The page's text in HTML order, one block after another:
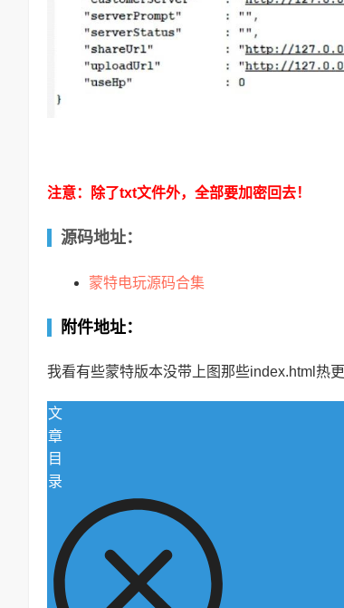
注意：除了txt文件外，全部要加密回去！
源码地址：
蒙特电玩源码合集
附件地址：
我看有些蒙特版本没带上图那些index.html热
文
章
目
录